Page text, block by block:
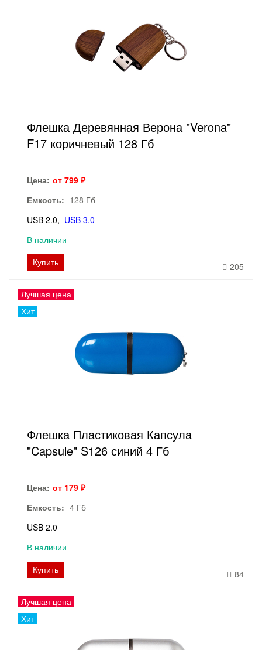
Флешка Деревянная Верона "Verona"
F17 коричневый 128 Гб
Цена: от 799 ₽
Емкость: 128 Гб
USB 2.0
USB 3.0
В наличии
Купить
205
Лучшая цена
Хит
Флешка Пластиковая Капсула
"Capsule" S126 синий 4 Гб
Цена: от 179 ₽
Емкость: 4 Гб
USB 2.0
В наличии
Купить
84
Лучшая цена
Хит